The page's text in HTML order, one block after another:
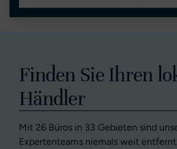
Finden Sie Ihren
Händler
Mit 26 Büros in 33 Gebieten sind
Expertenteams niemals weit entfernt.